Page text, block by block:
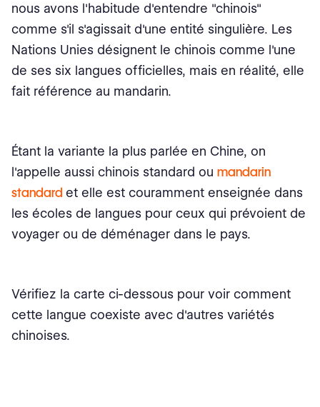
nous avons l'habitude d'entendre "chinois"
comme s'il s'agissait d'une entité singulière. Les
Nations Unies désignent le chinois comme l'une
de ses six langues officielles, mais en réalité, elle
fait référence au mandarin.
Étant la variante la plus parlée en Chine, on
l'appelle aussi chinois standard ou mandarin
standard et elle est couramment enseignée dans
les écoles de langues pour ceux qui prévoient de
voyager ou de déménager dans le pays.
Vérifiez la carte ci-dessous pour voir comment
cette langue coexiste avec d'autres variétés
chinoises.